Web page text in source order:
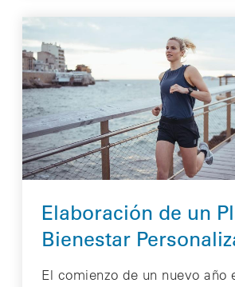
Elaboración de un
Bienestar
El comienzo de un nuevo año